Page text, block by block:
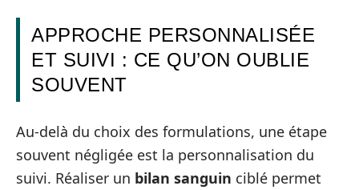
APPROCHE PERSONNALISÉE
ET SUIVI : CE QU’ON OUBLIE
SOUVENT
Au-delà du choix des formulations, une étape
souvent négligée est la personnalisation du
suivi. Réaliser un bilan sanguin ciblé permet